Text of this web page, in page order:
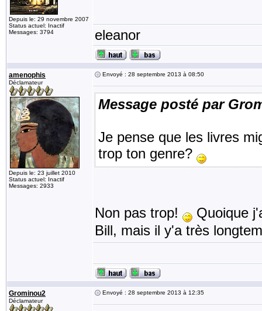
Depuis le: 29 novembre 2007
Status actuel: Inactif
Messages: 3794
eleanor
amenophis
Déclamateur
Depuis le: 23 juillet 2010
Status actuel: Inactif
Messages: 2933
Envoyé : 28 septembre 2013 à 08:50
Message posté par
Je pense que les livres
trop ton genre?
Non pas trop!
Quoique
Bill, mais il y'a très
Grominou2
Déclamateur
Envoyé : 28 septembre 2013 à 12:35